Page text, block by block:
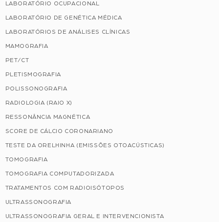
LABORATÓRIO OCUPACIONAL
LABORATÓRIO DE GENÉTICA MÉDICA
LABORATÓRIOS DE ANÁLISES CLÍNICAS
MAMOGRAFIA
PET/CT
PLETISMOGRAFIA
POLISSONOGRAFIA
RADIOLOGIA (RAIO X)
RESSONÂNCIA MAGNÉTICA
SCORE DE CÁLCIO CORONARIANO
TESTE DA ORELHINHA (EMISSÕES OTOACÚSTICAS)
TOMOGRAFIA
TOMOGRAFIA COMPUTADORIZADA
TRATAMENTOS COM RADIOISÓTOPOS
ULTRASSONOGRAFIA
ULTRASSONOGRAFIA GERAL E INTERVENCIONISTA